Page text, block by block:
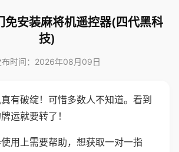
免安装麻将机遥控器(四代黑科
技)
布时间：2026年08月09日
有破绽！可惜多数人不知道。看到
运就要转了！
用上需要帮助，想获取一对一指